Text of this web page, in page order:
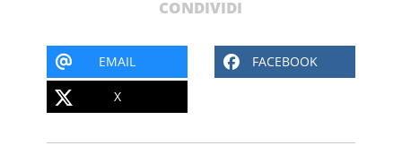
CONDIVIDI
EMAIL FACEBOOK
X